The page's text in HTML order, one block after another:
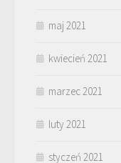
maj 2021
kwiecień 2021
marzec 2021
luty 2021
styczeń 2021